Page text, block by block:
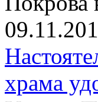
храма